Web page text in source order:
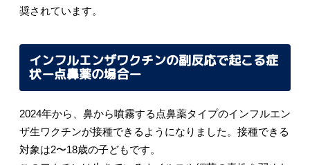
奨されています。
インフルエンザワクチンの副反応で起こる症
状ー点鼻薬の場合ー
2024年から、鼻から噴霧する点鼻薬タイプのインフルエン
ザ生ワクチンが接種できるようになりました。接種できる
対象は2〜18歳の子どもです。